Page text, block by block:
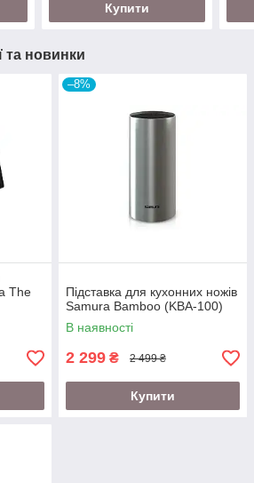
Купити
та новинки
The
–8%
Підставка для кухонних ножів
Samura Bamboo (KBA-100)
В наявності
2 299 ₴ 2 499 ₴
Купити